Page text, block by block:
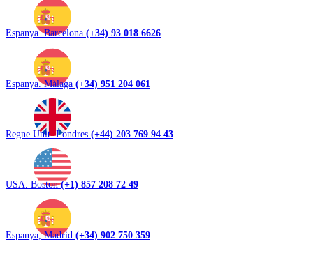
Espanya. Barcelona (+34) 93 018 6626
Espanya. Màlaga (+34) 951 204 061
Regne Unit. Londres (+44) 203 769 94 43
USA. Boston(+1) 857 208 72 49
Espanya, Madrid (+34) 902 750 359